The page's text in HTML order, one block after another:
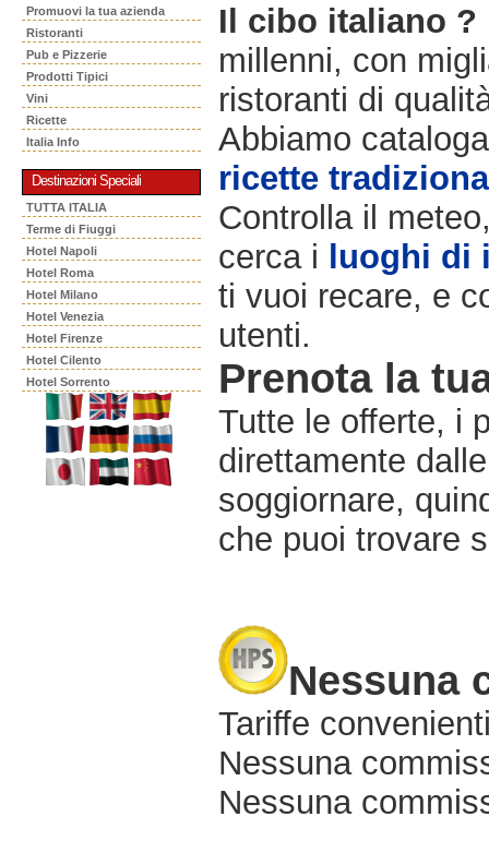
Promuovi la tua azienda
Ristoranti
Pub e Pizzerie
Prodotti Tipici
Vini
Ricette
Italia Info
Destinazioni Speciali
TUTTA ITALIA
Terme di Fiuggi
Hotel Napoli
Hotel Roma
Hotel Milano
Hotel Venezia
Hotel Firenze
Hotel Cilento
Hotel Sorrento
Il cibo italiano ?
millenni, con
ristoranti di
Abbiamo
ricette
Controlla il
cerca i luoghi di
ti vuoi recare, e
utenti.
Prenota la
Tutte le offerte, i
direttamente
soggiornare,
che puoi trovare
Nessuna
Tariffe
Nessuna
Nessuna